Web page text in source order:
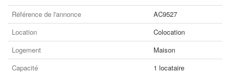
Référence de l'annonce
AC9527
Location
Colocation
Logement
Maison
Capacité
1 locataire